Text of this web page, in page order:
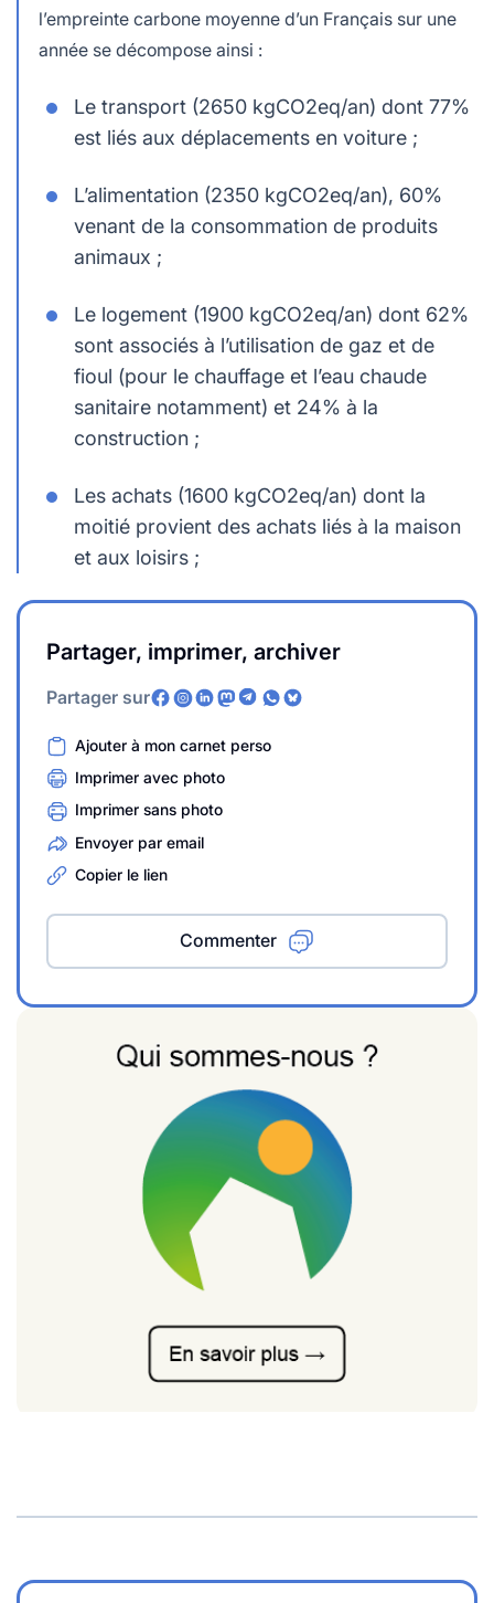
l’empreinte carbone moyenne d’un Français sur une
année se décompose ainsi :
Le transport (2650 kgCO2eq/an) dont 77%
est liés aux déplacements en voiture ;
L’alimentation (2350 kgCO2eq/an), 60%
venant de la consommation de produits
animaux ;
Le logement (1900 kgCO2eq/an) dont 62%
sont associés à l’utilisation de gaz et de
fioul (pour le chauffage et l’eau chaude
sanitaire notamment) et 24% à la
construction ;
Les achats (1600 kgCO2eq/an) dont la
moitié provient des achats liés à la maison
et aux loisirs ;
Partager, imprimer, archiver
Partager sur
Ajouter à mon carnet perso
Imprimer avec photo
Imprimer sans photo
Envoyer par email
Copier le lien
Commenter